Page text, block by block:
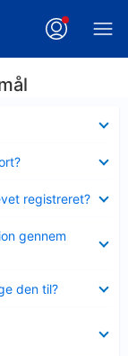
registreret?
gennem
den til?